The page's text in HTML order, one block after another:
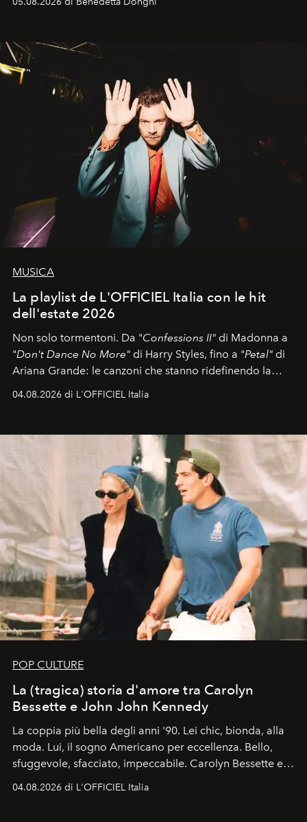
contemporanea e storytelling d'autore, le maison
di esprimere identità, visione e desiderio.
MUSICA
La playlist de L'OFFICIEL Italia con le hit
dell'estate 2026
Non solo tormentoni. Da "Confessions II" di Madonna a
"Don't Dance No More" di Harry Styles, fino a "Petal" di
Ariana Grande: le canzoni che stanno ridefinendo la
colonna sonora della stagione.
04.08.2026 di L'OFFICIEL Italia
POP CULTURE
La (tragica) storia d'amore tra Carolyn
Bessette e John John Kennedy
La coppia più bella degli anni '90. Lei chic, bionda, alla
moda. Lui, il sogno Americano per eccellenza. Bello,
sfuggevole, sfacciato, impeccabile. Carolyn Bessette e
John John Kennedy sono i protagonisti della storia
04.08.2026 di L'OFFICIEL Italia